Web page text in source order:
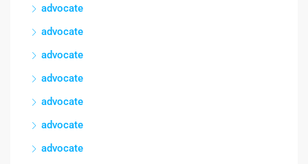
advocate
advocate
advocate
advocate
advocate
advocate
advocate